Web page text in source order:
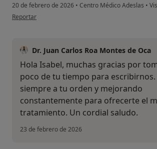
20 de febrero de 2026 • Centro Médico Adeslas •
en opinión del usuario Isabel Hidalgo
Reportar
Dr. Juan Carlos Roa Montes de Oca
Hola Isabel, muchas gracias por
poco de tu tiempo para escribirnos.
siempre a tu orden y mejorando
constantemente para ofrecerte el
tratamiento. Un cordial saludo.
23 de febrero de 2026